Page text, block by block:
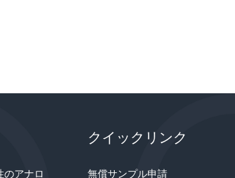
のアナロ
クイックリンク
無償サンプル申請